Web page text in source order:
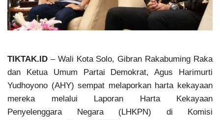
TIKTAK.ID – Wali Kota Solo, Gibran Rakabuming Raka
dan Ketua Umum Partai Demokrat, Agus Harimurti
Yudhoyono (AHY) sempat melaporkan harta kekayaan
mereka melalui Laporan Harta Kekayaan
Penyelenggara Negara (LHKPN) di Komisi